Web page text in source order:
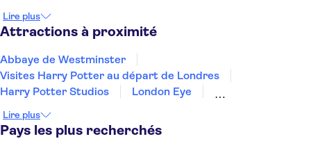
Lire plus
Attractions à proximité
Abbaye de Westminster
Visites Harry Potter au départ de Londres
Harry Potter Studios
London Eye
Stonehenge
West End de Londres
Tour de Londres
Les Beatles
Lire plus
Pays les plus recherchés